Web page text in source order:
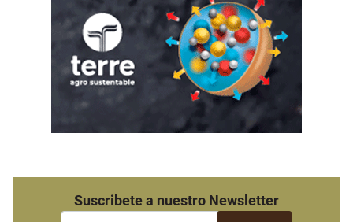
Suscribete a nuestro Newsletter